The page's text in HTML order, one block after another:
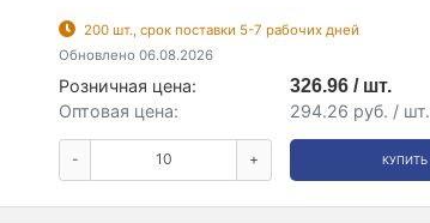
200 шт., срок поставки 5-7 рабочих дней
Обновлено 06.08.2026
Розничная цена:
326.96 / шт.
Оптовая цена:
294.26 руб. / шт.
- + КУПИТЬ